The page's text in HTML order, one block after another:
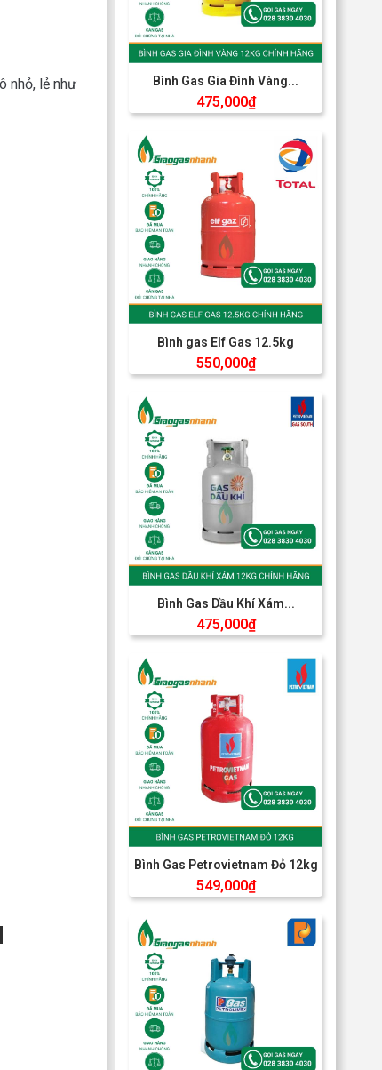
nhỏ, lẻ như
Bình Gas Gia Đình Vàng...
475,000₫
Bình gas Elf Gas 12.5kg
550,000₫
Bình Gas Dầu Khí Xám...
475,000₫
Bình Gas Petrovietnam Đỏ 12kg
549,000₫